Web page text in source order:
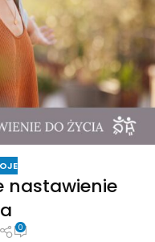
nastawienie
0